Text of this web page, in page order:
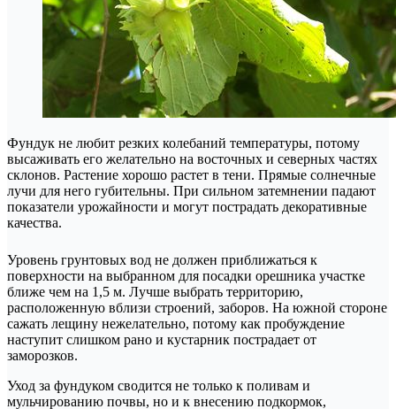
Фундук не любит резких колебаний температуры, потому
высаживать его желательно на восточных и северных частях
склонов. Растение хорошо растет в тени. Прямые солнечные
лучи для него губительны. При сильном затемнении падают
показатели урожайности и могут пострадать декоративные
качества.
Уровень грунтовых вод не должен приближаться к
поверхности на выбранном для посадки орешника участке
ближе чем на 1,5 м. Лучше выбрать территорию,
расположенную вблизи строений, заборов. На южной стороне
сажать лещину нежелательно, потому как пробуждение
наступит слишком рано и кустарник пострадает от
заморозков.
Уход за фундуком сводится не только к поливам и
мульчированию почвы, но и к внесению подкормок,